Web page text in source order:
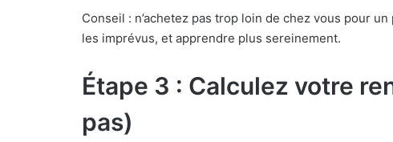
Conseil : n’achetez pas trop loin de chez vous pour
les imprévus, et apprendre plus sereinement.
Étape 3 : Calculez votre
pas)